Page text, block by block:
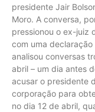
presidente Jair
Moro. A conversa,
pressionou o ex-juiz
com uma
analisou conversas
abril – um dia antes
acusar o presidente
corporação para
no dia 12 de abril,